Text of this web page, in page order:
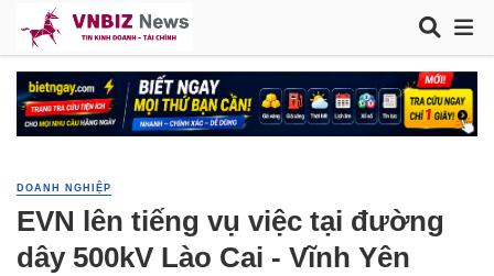
DOANH NGHIỆP
EVN lên tiếng vụ việc tại đường
dây 500kV Lào Cai - Vĩnh Yên